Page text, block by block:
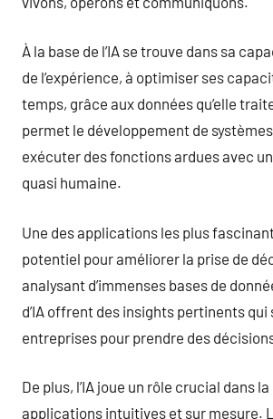
À la base de l’IA se trouve dans sa
de l’expérience, à optimiser ses
temps, grâce aux données qu’elle
permet le développement de
exécuter des fonctions ardues avec
quasi humaine.
Une des applications les plus
potentiel pour améliorer la prise de
analysant d’immenses bases de
d’IA offrent des insights pertinents
entreprises pour prendre des
De plus, l’IA joue un rôle crucial dans
applications intuitives et sur mesure.